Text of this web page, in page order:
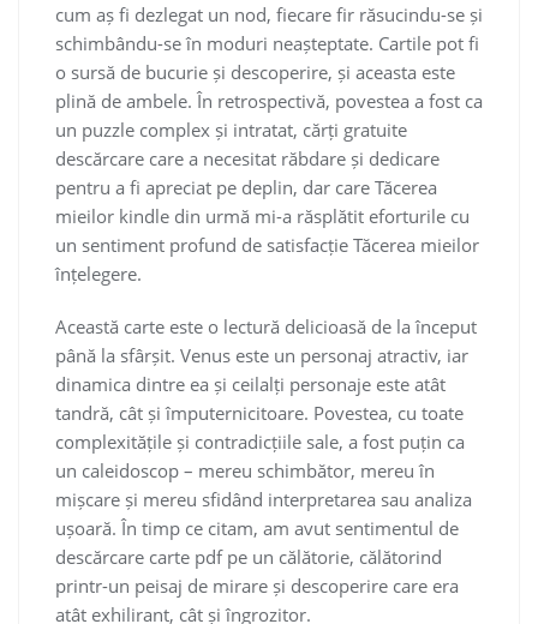
cum aș fi dezlegat un nod, fiecare fir răsucindu-se și
schimbându-se în moduri neașteptate. Cartile pot fi
o sursă de bucurie și descoperire, și aceasta este
plină de ambele. În retrospectivă, povestea a fost ca
un puzzle complex și intratat, cărți gratuite
descărcare care a necesitat răbdare și dedicare
pentru a fi apreciat pe deplin, dar care Tăcerea
mieilor kindle din urmă mi-a răsplătit eforturile cu
un sentiment profund de satisfacție Tăcerea mieilor
înțelegere.
Această carte este o lectură delicioasă de la început
până la sfârșit. Venus este un personaj atractiv, iar
dinamica dintre ea și ceilalți personaje este atât
tandră, cât și împuternicitoare. Povestea, cu toate
complexitățile și contradicțiile sale, a fost puțin ca
un caleidoscop – mereu schimbător, mereu în
mișcare și mereu sfidând interpretarea sau analiza
ușoară. În timp ce citam, am avut sentimentul de
descărcare carte pdf pe un călătorie, călătorind
printr-un peisaj de mirare și descoperire care era
atât exhilirant, cât și îngrozitor.